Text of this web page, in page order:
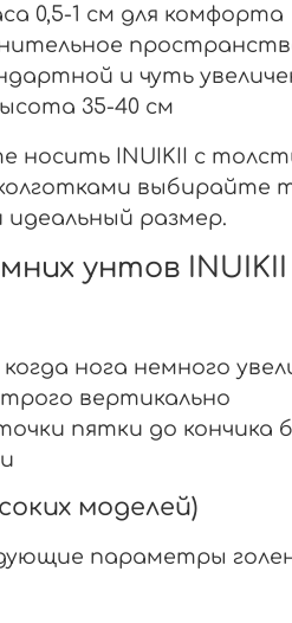
0,5-1 см для комфорта
и чуть
35-40 см
носить INUIKII с
выбирайте
размер.
унтов INUIKII
нога немного
вертикально
пятки до кончика
моделей)
параметры